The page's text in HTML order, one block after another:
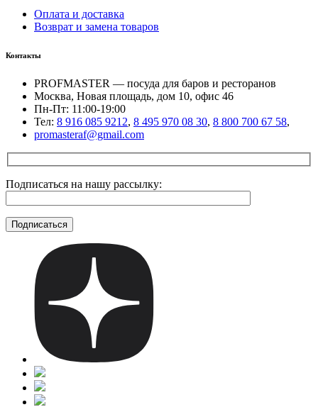
Оплата и доставка
Возврат и замена товаров
Контакты
PROFMASTER — посуда для баров и ресторанов
Москва, Новая площадь, дом 10, офис 46
Пн-Пт: 11:00-19:00
Тел: 8 916 085 9212, 8 495 970 08 30, 8 800 700 67 58,
promasteraf@gmail.com
Подписаться на нашу рассылку: